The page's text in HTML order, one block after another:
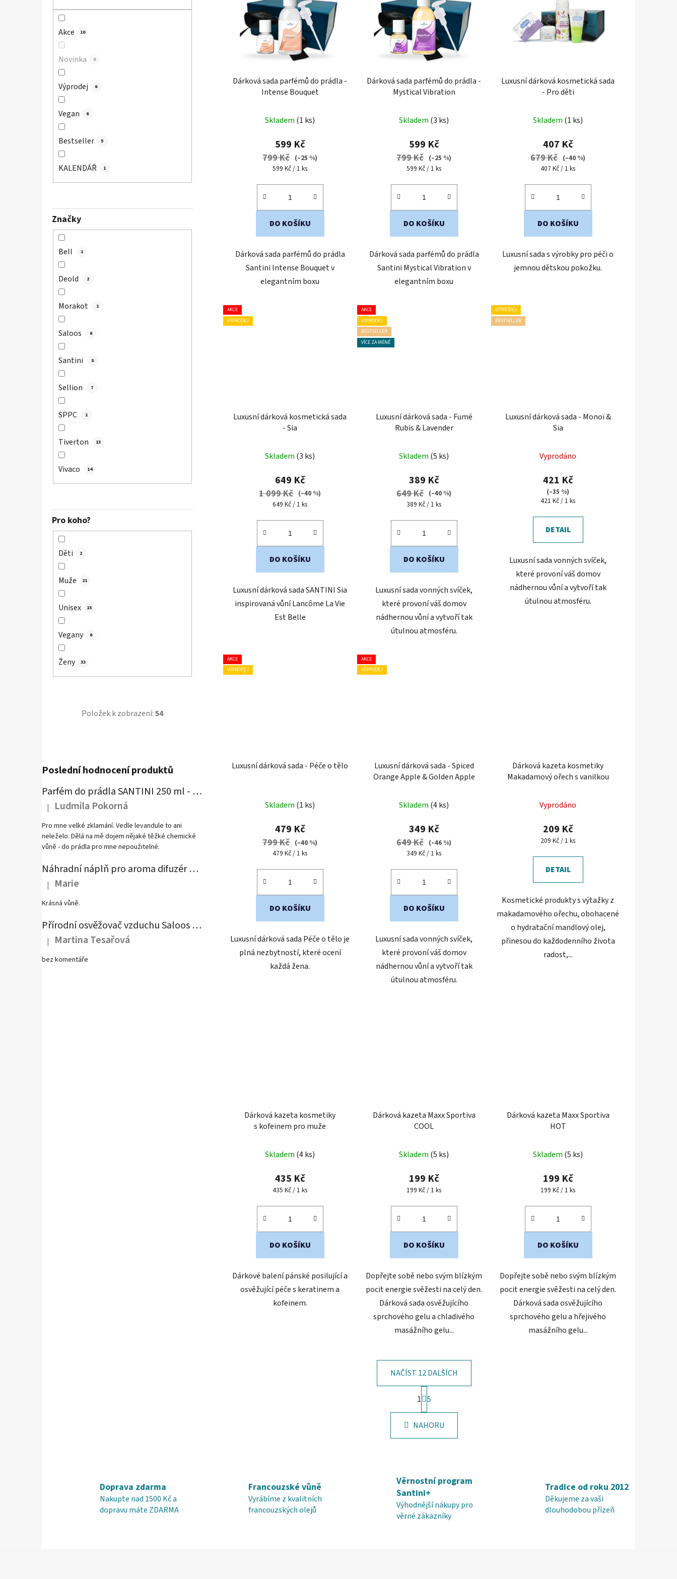
Akce 10
Novinka 0
Výprodej 6
Vegan 6
Bestseller 5
KALENDÁŘ 1
Značky
Bell 1
Deold 2
Morakot 1
Saloos 6
Santini 8
Sellion 7
SPPC 1
Tiverton 13
Vivaco 14
Pro koho?
Děti 2
Muže 21
Unisex 15
Vegany 6
Ženy 33
Položek k zobrazení:54
Poslední hodnocení produktů
Parfém do prádla SANTINI 250 ml - Mystical Vibration
Hodnocení produktu je 1 z 5 hvězdiček.
| Ludmila Pokorná
Pro mne velké zklamání. Vedle levandule to ani
neleželo. Dělá na mě dojem nějaké těžké chemické
vůně - do prádla pro mne nepoužitelné.
Náhradní náplň pro aroma difuzér SANTINI - Fumé Rubis
Hodnocení produktu je 5 z 5 hvězdiček.
| Marie
Krásná vůně.
Přírodní osvěžovač vzduchu Saloos - Antitabák
Hodnocení produktu je 4 z 5 hvězdiček.
| Martina Tesařová
bez komentáře
k
t
Dárková sada parfémů do prádla -
Intense Bouquet
Skladem (1 ks)
599 Kč
799 Kč (–25 %)
Měrná
599 Kč / 1 ks
DO KOŠÍKU
Dárková sada parfémů do prádla
Santini Intense Bouquet v
elegantním boxu
Dárková sada parfémů do prádla -
Mystical Vibration
Skladem (3 ks)
599 Kč
799 Kč (–25 %)
Měrná
599 Kč / 1 ks
DO KOŠÍKU
Dárková sada parfémů do prádla
Santini Mystical Vibration v
elegantním boxu
Luxusní dárková kosmetická sada
- Pro děti
Skladem (1 ks)
407 Kč
679 Kč (–40 %)
Měrná
407 Kč / 1 ks
DO KOŠÍKU
Luxusní sada s výrobky pro péči o
jemnou dětskou pokožku.
AKCE
VÝPRODEJ
Luxusní dárková kosmetická sada
- Sia
hodnocení
produktu
je
5,0
5
Skladem (3 ks)
649 Kč
1 099 Kč (–40 %)
Měrná
649 Kč / 1 ks
DO KOŠÍKU
Luxusní dárková sada SANTINI Sia
inspirovaná vůní Lancôme La Vie
Est Belle
AKCE
VÝPRODEJ
BESTSELLER
VÍCE ZA MÉNĚ
Luxusní dárková sada - Fumé
Rubis & Lavender
Skladem (5 ks)
389 Kč
649 Kč (–40 %)
Měrná
389 Kč / 1 ks
DO KOŠÍKU
Luxusní sada vonných svíček,
které provoní váš domov
nádhernou vůní a vytvoří tak
útulnou atmosféru.
VÝPRODEJ
BESTSELLER
Luxusní dárková sada - Monoï &
Sia
Vyprodáno
421 Kč
(–35 %)
Měrná
421 Kč / 1 ks
DETAIL
Luxusní sada vonných svíček,
které provoní váš domov
nádhernou vůní a vytvoří tak
útulnou atmosféru.
AKCE
VÝPRODEJ
Luxusní dárková sada - Péče o tělo
Skladem (1 ks)
479 Kč
799 Kč (–40 %)
Měrná
479 Kč / 1 ks
DO KOŠÍKU
Luxusní dárková sada Péče o tělo je
plná nezbytností, které ocení
každá žena.
AKCE
VÝPRODEJ
Luxusní dárková sada - Spiced
Orange Apple & Golden Apple
hodnocení
produktu
je
5,0
5
Skladem (4 ks)
349 Kč
649 Kč (–46 %)
Měrná
349 Kč / 1 ks
DO KOŠÍKU
Luxusní sada vonných svíček,
které provoní váš domov
nádhernou vůní a vytvoří tak
útulnou atmosféru.
Dárková kazeta kosmetiky
Makadamový ořech s vanilkou
Vyprodáno
209 Kč
Měrná
209 Kč / 1 ks
DETAIL
Kosmetické produkty s výtažky z
makadamového ořechu, obohacené
o hydratační mandlový olej,
přinesou do každodenního života
radost,...
Dárková kazeta kosmetiky
s kofeinem pro muže
Skladem (4 ks)
435 Kč
Měrná
435 Kč / 1 ks
DO KOŠÍKU
Dárkové balení pánské posilující a
osvěžující péče s keratinem a
kofeinem.
Dárková kazeta Maxx Sportiva
COOL
Skladem (5 ks)
199 Kč
Měrná
199 Kč / 1 ks
DO KOŠÍKU
Dopřejte sobě nebo svým blízkým
pocit energie svěžesti na celý den.
Dárková sada osvěžujícího
sprchového gelu a chladivého
masážního gelu...
Dárková kazeta Maxx Sportiva
HOT
Skladem (5 ks)
199 Kč
Měrná
199 Kč / 1 ks
DO KOŠÍKU
Dopřejte sobě nebo svým blízkým
pocit energie svěžesti na celý den.
Dárková sada osvěžujícího
sprchového gelu a hřejivého
masážního gelu...
O
v
l
á
í
p
r
v
NAČÍST 12 DALŠÍCH
S
t
r
n
k
n
í
1 5
NAHORU
Doprava zdarma
Nakupte nad 1500 Kč a
dopravu máte ZDARMA
Francouzské vůně
Vyrábíme z kvalitních
francouzských olejů
Věrnostní program
Santini+
Výhodnější nákupy pro
věrné zákazníky
Tradice od roku 2012
Děkujeme za vaši
dlouhodobou přízeň